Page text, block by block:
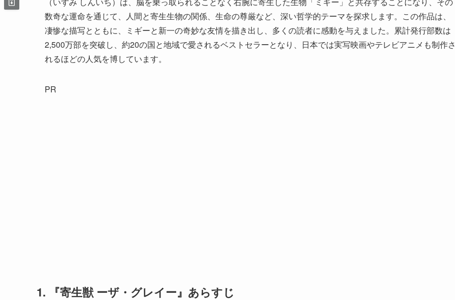
数奇な運命を通じて、人間と寄生生物の関係、生命の尊厳など、深い哲学的テーマを探求します。この作品は、
凄惨な描写とともに、ミギーと新一の奇妙な友情を描き出し、多くの読者に感動を与えました。累計発行部数は
2,500万部を突破し、約20の国と地域で愛されるベストセラーとなり、日本では実写映画やテレビアニメも制作さ
れるほどの人気を博しています。
PR
1. 『寄生獣 ーザ・グレイー』あらすじ